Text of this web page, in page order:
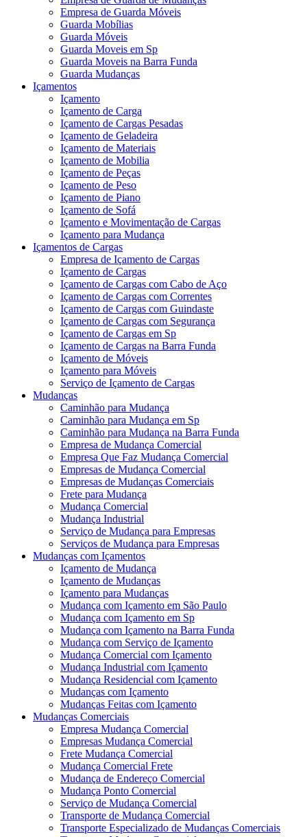
Empresa de Guarda Móveis
Guarda Mobílias
Guarda Móveis
Guarda Moveis em Sp
Guarda Moveis na Barra Funda
Guarda Mudanças
Içamentos
Içamento
Içamento de Carga
Içamento de Cargas Pesadas
Içamento de Geladeira
Içamento de Materiais
Içamento de Mobilia
Içamento de Peças
Içamento de Peso
Içamento de Piano
Içamento de Sofá
Içamento e Movimentação de Cargas
Içamento para Mudança
Içamentos de Cargas
Empresa de Içamento de Cargas
Içamento de Cargas
Içamento de Cargas com Cabo de Aço
Içamento de Cargas com Correntes
Içamento de Cargas com Guindaste
Içamento de Cargas com Segurança
Içamento de Cargas em Sp
Içamento de Cargas na Barra Funda
Içamento de Móveis
Içamento para Móveis
Serviço de Içamento de Cargas
Mudanças
Caminhão para Mudança
Caminhão para Mudança em Sp
Caminhão para Mudança na Barra Funda
Empresa de Mudança Comercial
Empresa Que Faz Mudança Comercial
Empresas de Mudança Comercial
Empresas de Mudanças Comerciais
Frete para Mudança
Mudança Comercial
Mudança Industrial
Serviço de Mudança para Empresas
Serviços de Mudança para Empresas
Mudanças com Içamentos
Içamento de Mudança
Içamento de Mudanças
Içamento para Mudanças
Mudança com Içamento em São Paulo
Mudança com Içamento em Sp
Mudança com Içamento na Barra Funda
Mudança com Serviço de Içamento
Mudança Comercial com Içamento
Mudança Industrial com Içamento
Mudança Residencial com Içamento
Mudanças com Içamento
Mudanças Feitas com Içamento
Mudanças Comerciais
Empresa Mudança Comercial
Empresas Mudança Comercial
Frete Mudança Comercial
Mudança Comercial Frete
Mudança de Endereço Comercial
Mudança Ponto Comercial
Serviço de Mudança Comercial
Transporte de Mudança Comercial
Transporte Especializado de Mudanças Comerciais